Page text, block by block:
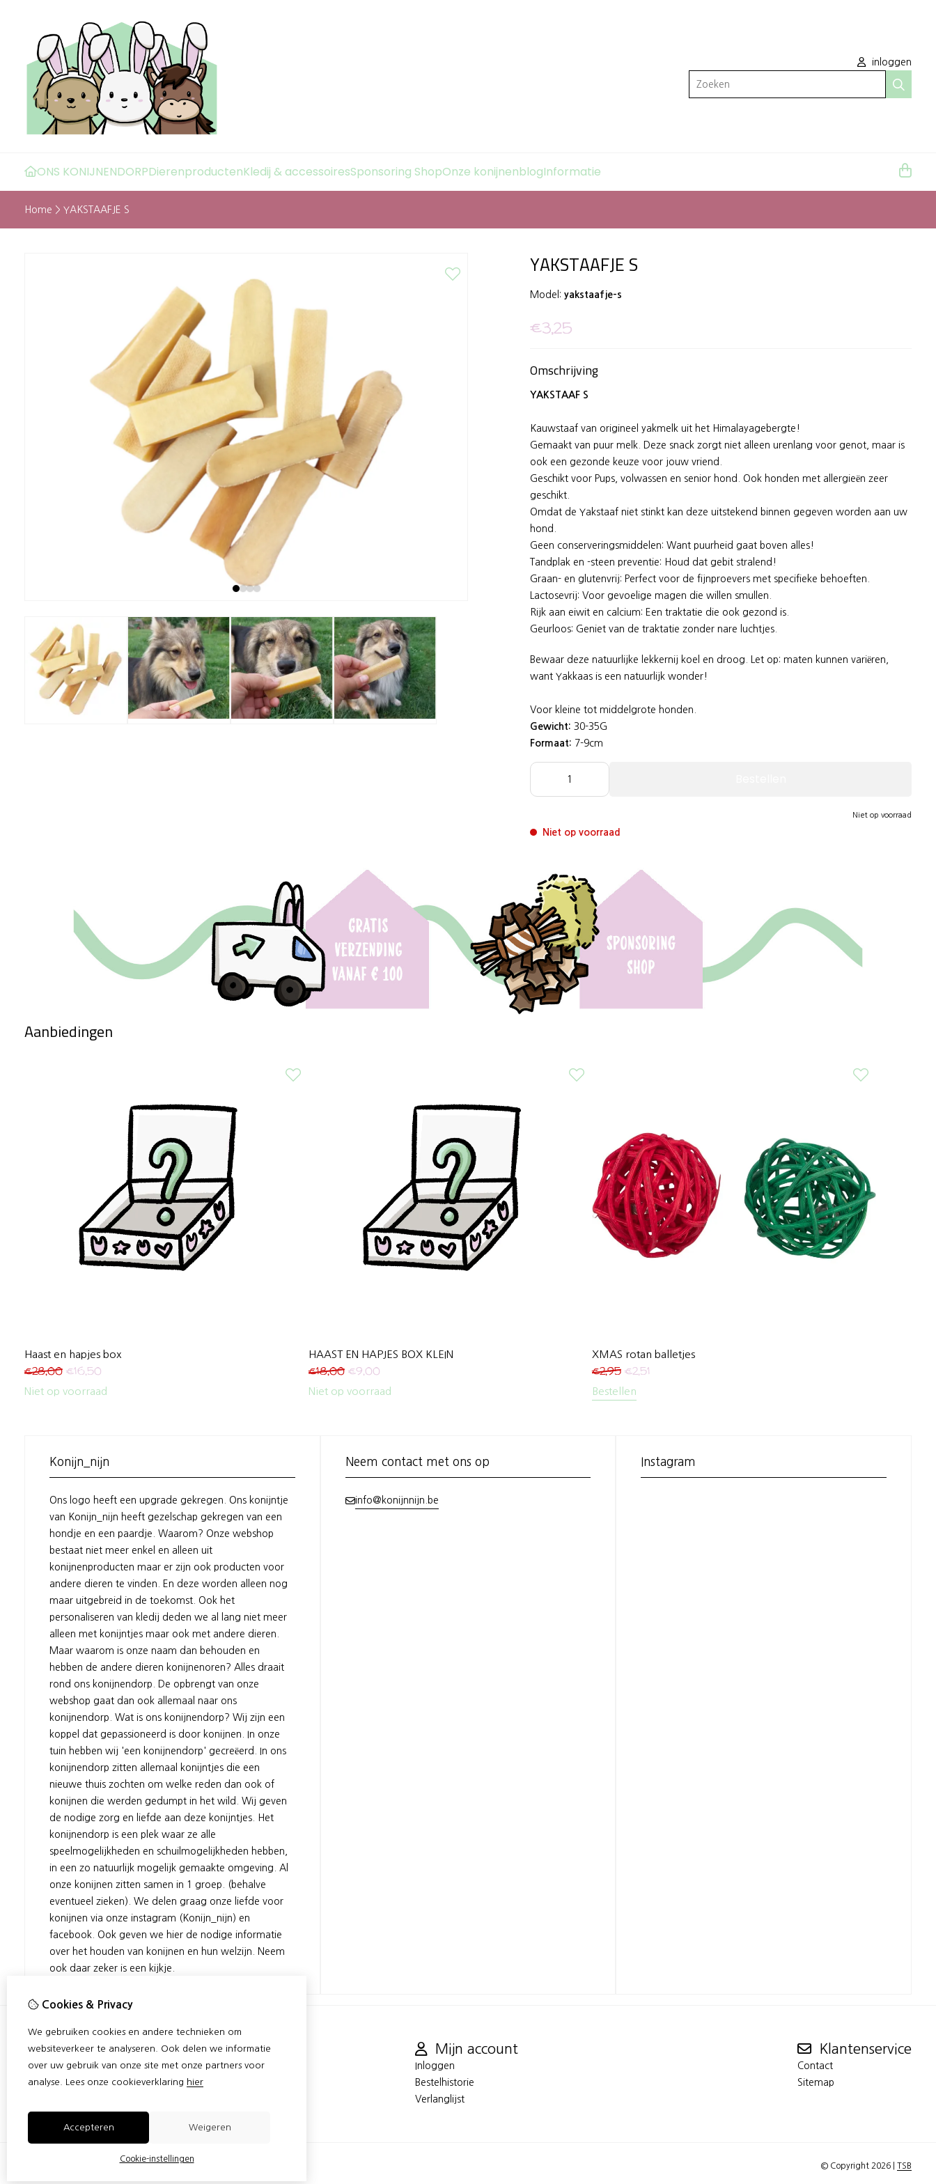
inloggen
Zoeken
ONS KONIJNENDORPDierenproductenKledij & accessoiresSponsoring ShopOnze konijnenblogInformatie
Home > YAKSTAAFJE S
YAKSTAAFJE S
Model:yakstaafje-s
€3,25
Omschrijving
YAKSTAAF S
Kauwstaaf van origineel yakmelk uit het Himalayagebergte!
Gemaakt van puur melk. Deze snack zorgt niet alleen urenlang voor genot, maar is
ook een gezonde keuze voor jouw vriend.
Geschikt voor Pups, volwassen en senior hond. Ook honden met allergieën zeer
geschikt.
Omdat de Yakstaaf niet stinkt kan deze uitstekend binnen gegeven worden aan uw
hond.
Geen conserveringsmiddelen: Want puurheid gaat boven alles!
Tandplak en -steen preventie: Houd dat gebit stralend!
Graan- en glutenvrij: Perfect voor de fijnproevers met specifieke behoeften.
Lactosevrij: Voor gevoelige magen die willen smullen.
Rijk aan eiwit en calcium: Een traktatie die ook gezond is.
Geurloos: Geniet van de traktatie zonder nare luchtjes.
Bewaar deze natuurlijke lekkernij koel en droog. Let op: maten kunnen variëren,
want Yakkaas is een natuurlijk wonder!
Voor kleine tot middelgrote honden.
Gewicht: 30-35G
Formaat: 7-9cm
Niet op voorraad
Niet op voorraad
Aanbiedingen
Haast en hapjes box
€28,00 €16,50
Niet op voorraad
HAAST EN HAPJES BOX KLEIN
€18,00 €9,00
Niet op voorraad
XMAS rotan balletjes
€2,95 €2,51
Bestellen
Konijn_nijn
Ons logo heeft een upgrade gekregen. Ons konijntje
van Konijn_nijn heeft gezelschap gekregen van een
hondje en een paardje. Waarom? Onze webshop
bestaat niet meer enkel en alleen uit
konijnenproducten maar er zijn ook producten voor
andere dieren te vinden. En deze worden alleen nog
maar uitgebreid in de toekomst. Ook het
personaliseren van kledij deden we al lang niet meer
alleen met konijntjes maar ook met andere dieren.
Maar waarom is onze naam dan behouden en
hebben de andere dieren konijnenoren? Alles draait
rond ons konijnendorp. De opbrengt van onze
webshop gaat dan ook allemaal naar ons
konijnendorp. Wat is ons konijnendorp? Wij zijn een
koppel dat gepassioneerd is door konijnen. In onze
tuin hebben wij 'een konijnendorp' gecreëerd. In ons
konijnendorp zitten allemaal konijntjes die een
nieuwe thuis zochten om welke reden dan ook of
konijnen die werden gedumpt in het wild. Wij geven
de nodige zorg en liefde aan deze konijntjes. Het
konijnendorp is een plek waar ze alle
speelmogelijkheden en schuilmogelijkheden hebben,
in een zo natuurlijk mogelijk gemaakte omgeving. Al
onze konijnen zitten samen in 1 groep. (behalve
eventueel zieken). We delen graag onze liefde voor
konijnen via onze instagram (Konijn_nijn) en
facebook. Ook geven we hier de nodige informatie
over het houden van konijnen en hun welzijn. Neem
ook daar zeker is een kijkje.
Neem contact met ons op
info@konijnnijn.be
Instagram
Informatie
Afhalen & Verzenden
Privacy policy
Mijn account
Inloggen
Bestelhistorie
Verlanglijst
Klantenservice
Contact
Sitemap
© Copyright 2026 | TSB
Cookies & Privacy
We gebruiken cookies en andere technieken om
websiteverkeer te analyseren. Ook delen we informatie
over uw gebruik van onze site met onze partners voor
analyse.
Lees onze cookieverklaring hier
Accepteren Weigeren
Cookie-instellingen